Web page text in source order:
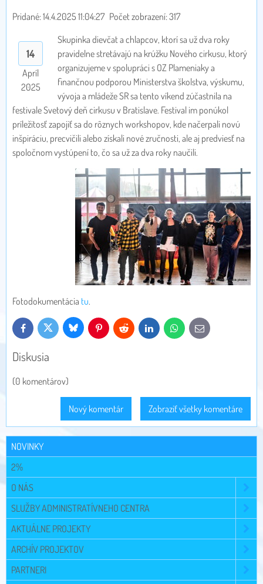
Pridané: 14.4.2025 11:04:27 Počet zobrazení: 317
14
Apríl
2025
Skupinka dievčat a chlapcov, ktorí sa už dva roky
pravidelne stretávajú na krúžku Nového cirkusu, ktorý
organizujeme v spolupráci s OZ Plameniaky a
finančnou podporou Ministerstva školstva, výskumu,
vývoja a mládeže SR sa tento víkend zúčastnila na
festivale Svetový deň cirkusu v Bratislave. Festival im ponúkol
príležitosť zapojiť sa do rôznych workshopov, kde načerpali novú
inšpiráciu, precvičili alebo získali nové zručnosti, ale aj predviesť na
spoločnom vystúpení to, čo sa už za dva roky naučili.
Fotodokumentácia tu.
FacebookTwitter Bluesky PinterestReddit LinkedInWhatsApp
E-
mail
Diskusia
(0 komentárov)
Zobraziť všetky komentáre
Nový komentár
NOVINKY
2%
O NÁS
SLUŽBY ADMINISTRATÍVNEHO CENTRA
AKTUÁLNE PROJEKTY
ARCHÍV PROJEKTOV
PARTNERI